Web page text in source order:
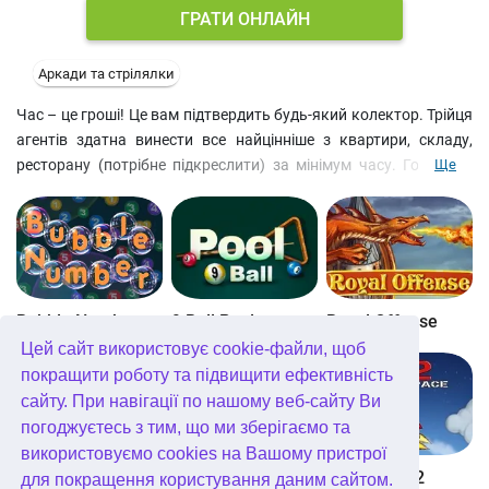
Цей сайт використовує cookie-файли, щоб
покращити роботу та підвищити ефективність
сайту. При навігації по нашому веб-сайту Ви
погоджуєтесь з тим, що ми зберігаємо та
використовуємо cookies на Вашому пристрої
для покращення користування даним сайтом.
ГРАТИ ОНЛАЙН
Аркади та стрілялки
Час – це гроші! Це вам підтвердить будь-який колектор. Трійця
агентів здатна винести все найцінніше з квартири, складу,
ресторану (потрібне підкреслити) за мінімум часу. Господарі
команді є й міцний хлопець. Любите безкоштовні аркадні ігри із
долею чорного гумору? Тоді цей онлайн-платформер вам
сподобається.
Ще
Bubble Number 9 Ball Pool Royal Offense
Blockz! Королівство Кітта Into Space 2